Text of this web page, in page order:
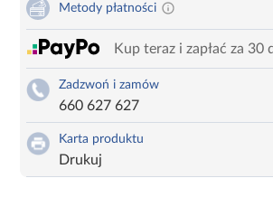
Metody płatności
Kup teraz i zapłać za 30
Zadzwoń i zamów
660 627 627
Karta produktu
Drukuj